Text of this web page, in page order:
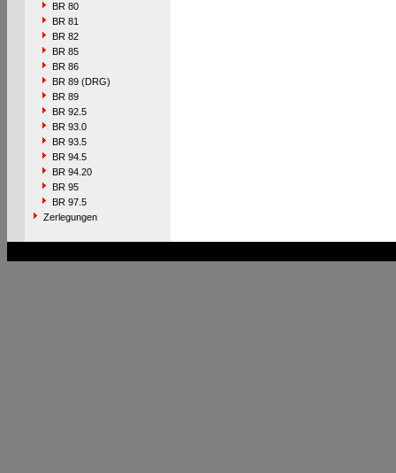
BR 80
BR 81
BR 82
BR 85
BR 86
BR 89 (DRG)
BR 89
BR 92.5
BR 93.0
BR 93.5
BR 94.5
BR 94.20
BR 95
BR 97.5
Zerlegungen